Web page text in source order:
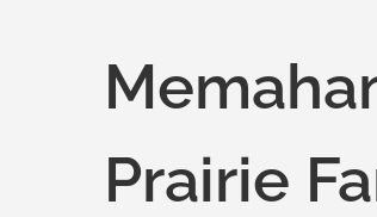
Prairie